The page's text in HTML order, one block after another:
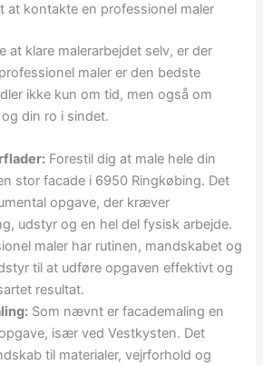
at kontakte en professionel maler
at klare malerarbejdet selv, er der
maler er den bedste
ikke kun om tid, men også om
din ro i sindet.
Forestil dig at male hele din
stor facade i 6950 Ringkøbing. Det
opgave, der kræver
udstyr og en hel del fysisk arbejde.
maler har rutinen, mandskabet og
til at udføre opgaven effektivt og
resultat.
Som nævnt er facademaling en
især ved Vestkysten. Det
til materialer, vejrforhold og